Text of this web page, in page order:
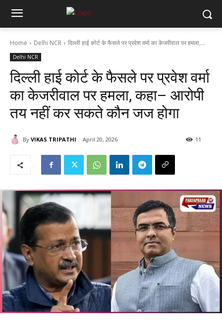
Home Delhi NCR दिल्ली हाई कोर्ट के फैसले पर प्रवेश वर्मा का केजरीवाल पर हमला,...
Delhi NCR
दिल्ली हाई कोर्ट के फैसले पर प्रवेश वर्मा
का केजरीवाल पर हमला, कहा– आरोपी
तय नहीं कर सकते कौन जज होगा
By VIKAS TRIPATHI April 20, 2026 11